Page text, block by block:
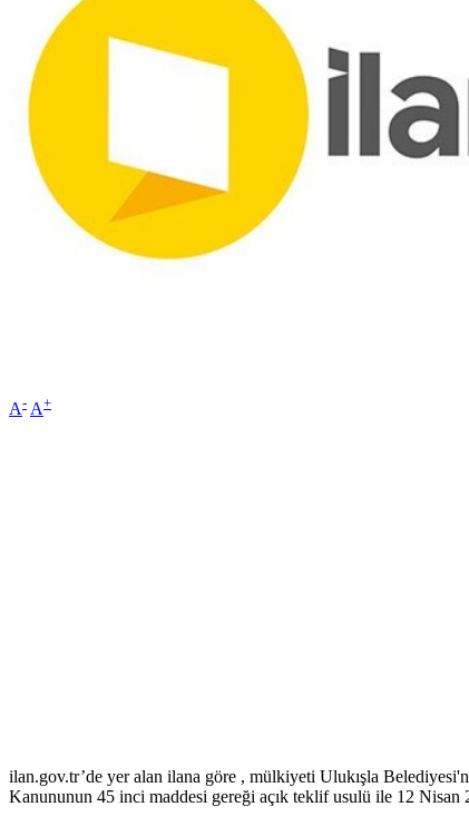
A- A+
ilan.gov.tr’de yer alan ilana göre , mülkiyeti Ulukışla
Kanununun 45 inci maddesi gereği açık teklif usulü ile 12 Nisan